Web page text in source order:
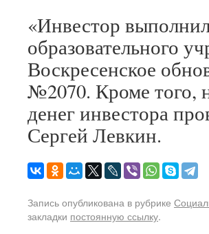
«Инвестор
образовательного
Воскресенское
№2070. Кроме того,
денег инвестора
Сергей Левкин.
Запись опубликована в рубрике
закладки постоянную ссылку.